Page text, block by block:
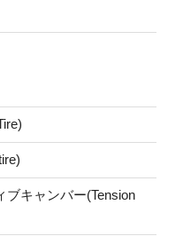
ブキャンバー(Tension